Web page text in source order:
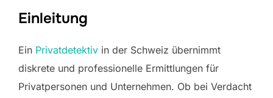
Einleitung
Ein Privatdetektiv in der Schweiz übernimmt
diskrete und professionelle Ermittlungen für
Privatpersonen und Unternehmen. Ob bei Verdacht